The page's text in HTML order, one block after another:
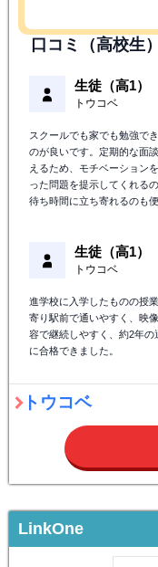
口コミ（高校生）
生徒（高1）
トウコベ
スクールでも家でも勉強で
のが良いです。定期的な面
えるため、モチベーション
った問題を提示してくれる
待ち時間に立ち寄れるのも便
生徒（高1）
トウコベ
進学校に入学したものの授
寄り駅前で通いやすく、映
容で継続しやすく、約2年
に合格できました。
トウコベ
LinkOne